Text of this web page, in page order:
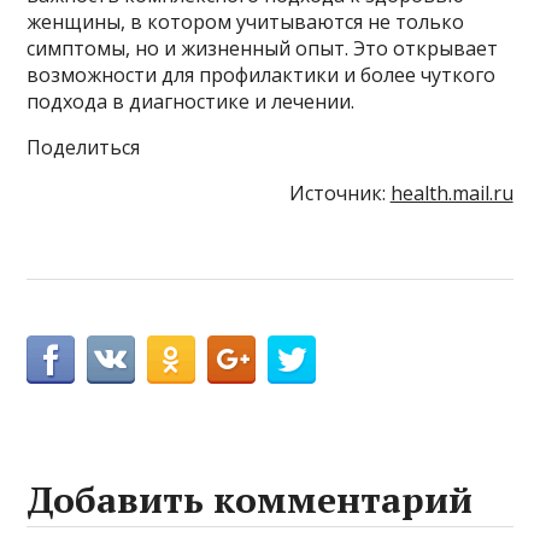
женщины, в котором учитываются не только
симптомы, но и жизненный опыт. Это открывает
возможности для профилактики и более чуткого
подхода в диагностике и лечении.
Поделиться
Источник: health.mail.ru
Добавить комментарий